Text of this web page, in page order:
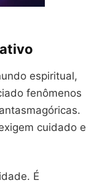
espiritual,
fenômenos
cuidado e
É